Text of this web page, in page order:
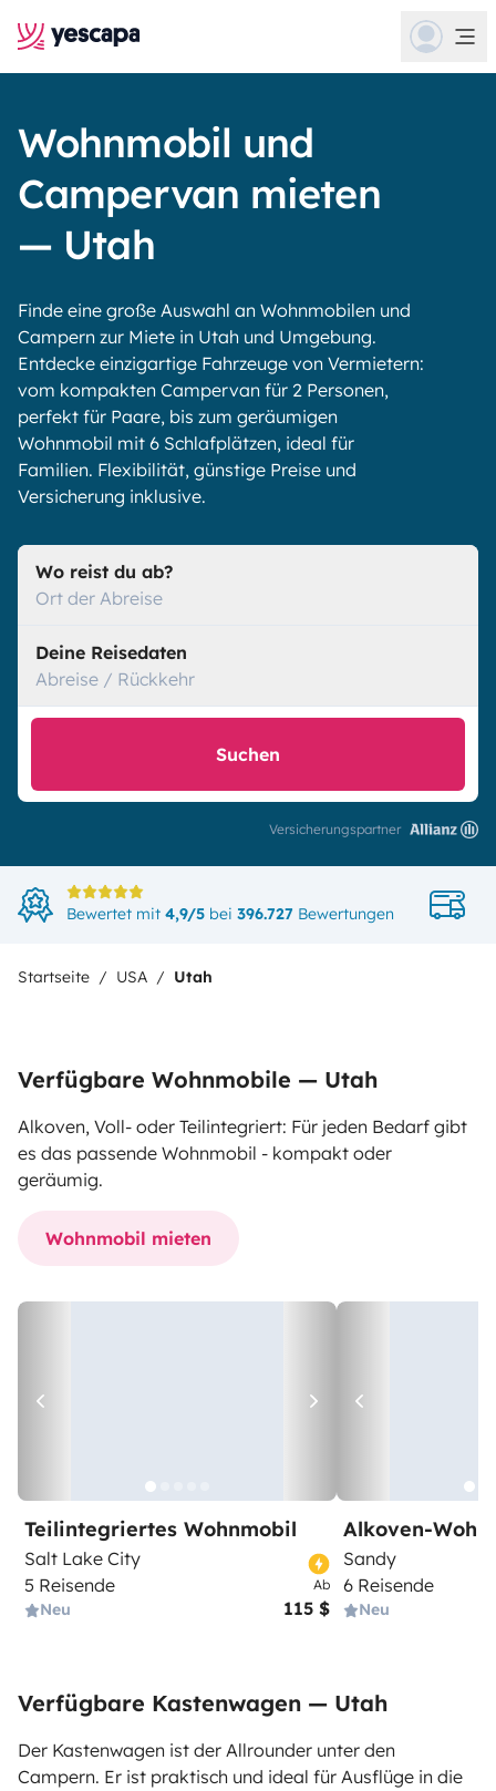
Wohnmobil und
Campervan mieten
— Utah
Finde eine große Auswahl an Wohnmobilen und
Campern zur Miete in Utah und Umgebung.
Entdecke einzigartige Fahrzeuge von Vermietern:
vom kompakten Campervan für 2 Personen,
perfekt für Paare, bis zum geräumigen
Wohnmobil mit 6 Schlafplätzen, ideal für
Familien. Flexibilität, günstige Preise und
Versicherung inklusive.
Wo reist du ab?
Ort der Abreise
Deine Reisedaten
Abreise / Rückkehr
Suchen
Versicherungspartner
Bewertet mit 4,9/5 bei 396.727 Bewertungen
Startseite USA Utah
Verfügbare Wohnmobile — Utah
Alkoven, Voll- oder Teilintegriert: Für jeden Bedarf gibt
es das passende Wohnmobil - kompakt oder
geräumig.
Wohnmobil mieten
Teilintegriertes Wohnmobil
Salt Lake City
5 Reisende
Neu
Ab
115 $
Alkoven-
Sandy
6 Reisende
Neu
Verfügbare Kastenwagen — Utah
Der Kastenwagen ist der Allrounder unter den
Campern. Er ist praktisch und ideal für Ausflüge in die